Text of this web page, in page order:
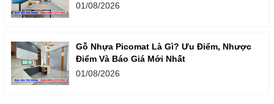
01/08/2026
Gỗ Nhựa Picomat Là Gì? Ưu Điểm, Nhược
Điểm Và Báo Giá Mới Nhất
01/08/2026